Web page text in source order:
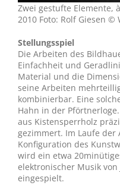
Zwei gestufte Elemente,
2010 Foto: Rolf Giesen ©
Stellungsspiel
Die Arbeiten des
Einfachheit und
Material und die
seine Arbeiten
kombinierbar. Eine
Hahn in der
aus Kistensperrholz
gezimmert. Im Laufe
Konfiguration des
wird ein etwa
elektronischer Musik
eingespielt.